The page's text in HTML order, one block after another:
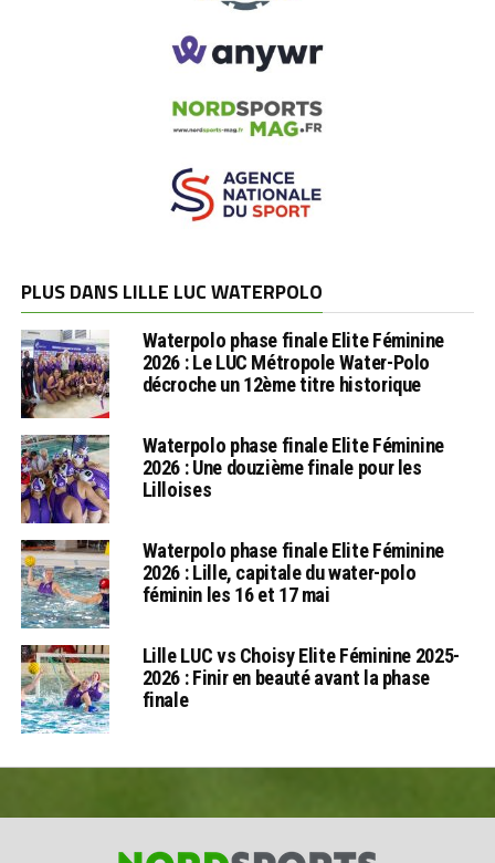
PLUS DANS LILLE LUC WATERPOLO
Waterpolo phase finale Elite Féminine
2026 : Le LUC Métropole Water-Polo
décroche un 12ème titre historique
Waterpolo phase finale Elite Féminine
2026 : Une douzième finale pour les
Lilloises
Waterpolo phase finale Elite Féminine
2026 : Lille, capitale du water-polo
féminin les 16 et 17 mai
Lille LUC vs Choisy Elite Féminine 2025-
2026 : Finir en beauté avant la phase
finale